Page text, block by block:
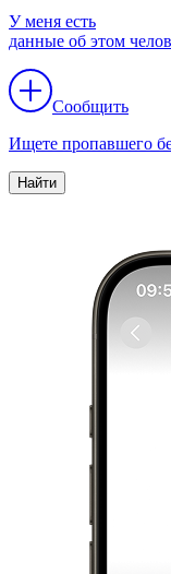
У меня есть
данные об этом
Сообщить
Ищете пропавшего
Найти